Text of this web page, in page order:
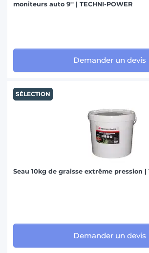
moniteurs auto 9'' | TECHNI-POWER
Demander un devis
SÉLECTION
Seau 10kg de graisse extrême pression |
Demander un devis